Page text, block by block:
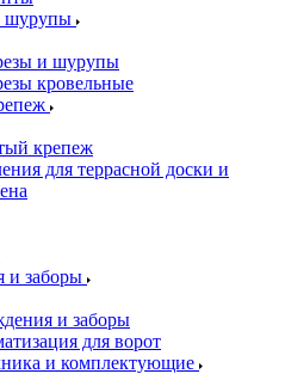
шурупы
и шурупы
кровельные
крепеж
для террасной доски и
и заборы
и заборы
для ворот
и комплектующие